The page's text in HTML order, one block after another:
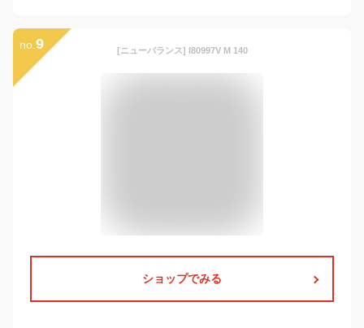
no. 9 [ニューバランス] I80997V M 140
ショップでみる